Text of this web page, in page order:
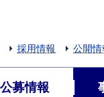
採用情報 公開情
公募情報